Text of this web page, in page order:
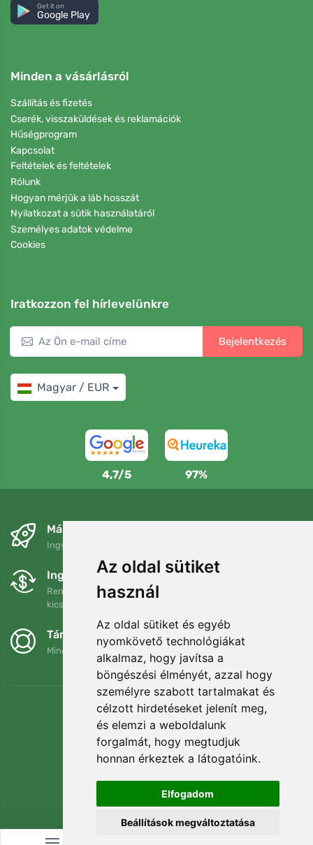
Az oldal sütiket
használ
Az oldal sütiket és egyéb
nyomkövető technológiákat
alkalmaz, hogy javítsa a
böngészési élményét, azzal hogy
személyre szabott tartalmakat és
célzott hirdetéseket jelenít meg,
és elemzi a weboldalunk
forgalmát, hogy megtudjuk
honnan érkeztek a látogatóink.
Elfogadom
Beállítások megváltoztatása
Get it on
Google Play
Minden a vásárlásról
Szállítás és fizetés
Cserék, visszaküldések és reklamációk
Hűségprogram
Kapcsolat
Feltételek és feltételek
Rólunk
Hogyan mérjük a láb hosszát
Nyilatkozat a sütik használatáról
Személyes adatok védelme
Cookies
Iratkozzon fel hírlevelünkre
Bejelentkezés
Magyar / EUR
4,7/5 97%
Másnapra és ingyenesen
Ingyenes szállítás a következő összeg felett: 80 EUR
Ingyenes csere és visszaküldés
Rendelését 90 napon belül bármikor visszaküldheti vagy
kicserélheti.
Támogatjuk a Trees.org-ot
Minden megrendelésért ültetünk egy fát! Bővebben